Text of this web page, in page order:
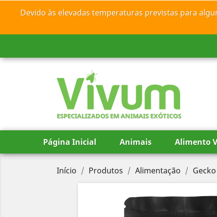
Devido às elevadas temperaturas previstas para
ESPECIALIZADOS EM ANIMAIS EXÓTICOS
Página Inicial Animais Alimento
Início Produtos Alimentação